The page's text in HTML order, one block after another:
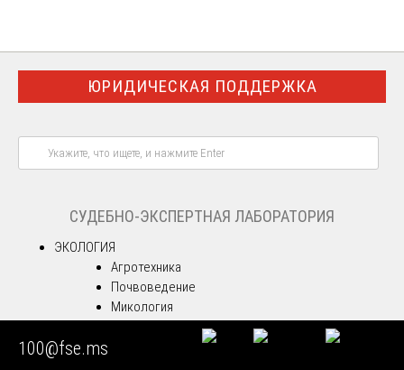
ЮРИДИЧЕСКАЯ ПОДДЕРЖКА
СУДЕБНО-ЭКСПЕРТНАЯ ЛАБОРАТОРИЯ
ЭКОЛОГИЯ
Агротехника
Почвоведение
Микология
МЕДИЦИНА
100@fse.ms